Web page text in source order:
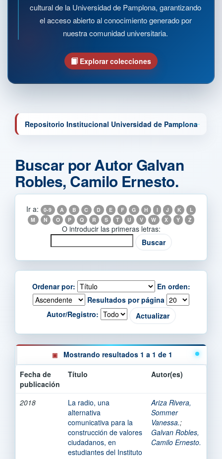
cultural de la Universidad de Pamplona, garantizando
el acceso abierto al conocimiento generado por
nuestra comunidad universitaria.
Explorar colecciones
Repositorio Institucional Universidad de Pamplona
Buscar por Autor Galvan
Robles, Camilo Ernesto.
Ir a: 0-9 A B C D E F G H I J K
L
M
N O P Q R S T U V W X Y Z
O introducir las primeras letras:
Ordenar por:
En orden:
Resultados por página
Autor/Registro:
Mostrando resultados 1 a 1 de 1
Fecha de
publicación
Título Autor(es)
2018
La radio, una
alternativa
comunicativa para la
construcción de valores
ciudadanos, en
estudiantes del Instituto
Ariza Rivera,
Sommer
Vanessa.;
Galvan Robles,
Camilo Ernesto.